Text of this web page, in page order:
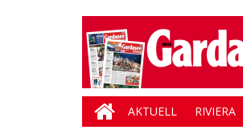
AKTUELL RIVIERA